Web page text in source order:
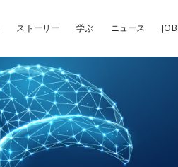
ストーリー 学ぶ ニュース JOB